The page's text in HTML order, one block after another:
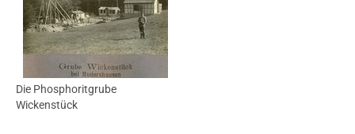
Die Phosphoritgrube
Wickenstück